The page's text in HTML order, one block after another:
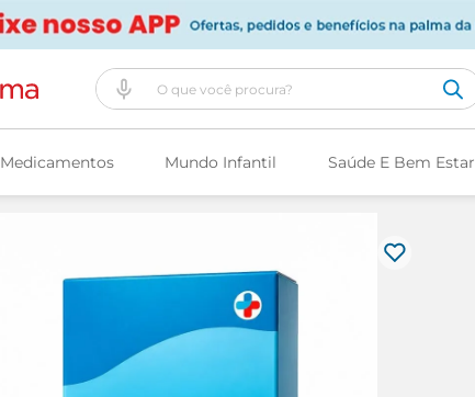
O que você procura?
Medicamentos Mundo Infantil Saúde E Bem Estar